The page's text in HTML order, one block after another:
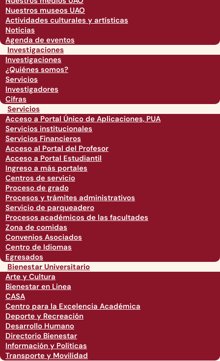
Nuestros museos UAO
Actividades culturales y artísticas
Noticias
Agenda de eventos
Investigaciones
Investigaciones
¿Quiénes somos?
Servicios
Investigadores
Cifras
Servicios
Acceso a Portal Único de Aplicaciones, PUA
Servicios institucionales
Servicios Financieros
Acceso al Portal del Profesor
Acceso a Portal Estudiantil
Ingreso a más portales
Centros de servicio
Proceso de grado
Procesos y trámites administrativos
Servicio de parqueadero
Procesos académicos de las facultades
Zona de comidas
Convenios Asociados
Centro de Idiomas
Egresados
Bienestar Universitario
Arte y Cultura
Bienestar en Linea
CASA
Centro para la Excelencia Académica
Deporte y Recreación
Desarrollo Humano
Directorio Bienestar
Información y Políticas
Transporte y Movilidad